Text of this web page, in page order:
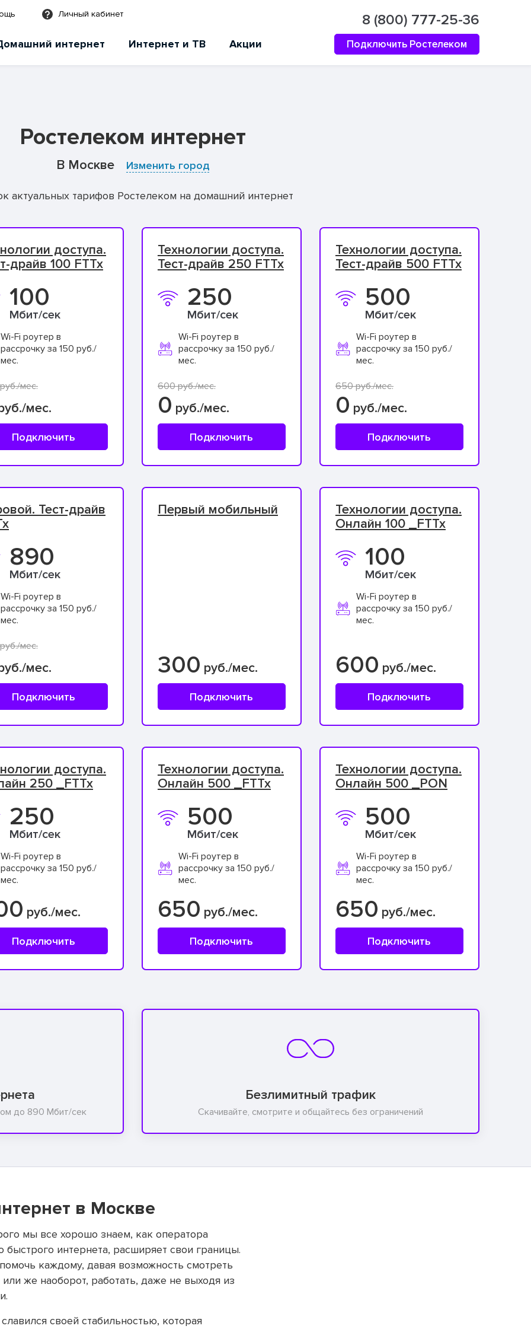
Личный кабинет 8 (800) 777-25-36
интернет Интернет и ТВ Акции Подключить Ростелеком
Ростелеком интернет
В Москве Изменить город
актуальных тарифов Ростелеком на домашний интернет
доступа.
драйв 100 FTTx
100
Мбит/сек
Wi-Fi роутер в
рассрочку за 150 руб./
мес.
мес.
мес.
Подключить
Технологии доступа.
Тест-драйв 250 FTTx
250
Мбит/сек
Wi-Fi роутер в
рассрочку за 150 руб./
мес.
600 руб./мес.
0 руб./мес.
Подключить
Технологии доступа.
Тест-драйв 500 FTTx
500
Мбит/сек
Wi-Fi роутер в
рассрочку за 150 руб./
мес.
650 руб./мес.
0 руб./мес.
Подключить
Тест-драйв
890
Мбит/сек
Wi-Fi роутер в
рассрочку за 150 руб./
мес.
мес.
мес.
Подключить
Первый мобильный
300 руб./мес.
Подключить
Технологии доступа.
Онлайн 100 _FTTx
100
Мбит/сек
Wi-Fi роутер в
рассрочку за 150 руб./
мес.
600 руб./мес.
Подключить
доступа.
250 _FTTx
250
Мбит/сек
Wi-Fi роутер в
рассрочку за 150 руб./
мес.
руб./мес.
Подключить
Технологии доступа.
Онлайн 500 _FTTx
500
Мбит/сек
Wi-Fi роутер в
рассрочку за 150 руб./
мес.
650 руб./мес.
Подключить
Технологии доступа.
Онлайн 500 _PON
500
Мбит/сек
Wi-Fi роутер в
рассрочку за 150 руб./
мес.
650 руб./мес.
Подключить
до 890 Мбит/сек
Безлимитный трафик
Скачивайте, смотрите и общайтесь без ограничений
в Москве
мы все хорошо знаем, как оператора
быстрого интернета, расширяет свои границы.
каждому, давая возможность смотреть
же наоборот, работать, даже не выходя из
своей стабильностью, которая